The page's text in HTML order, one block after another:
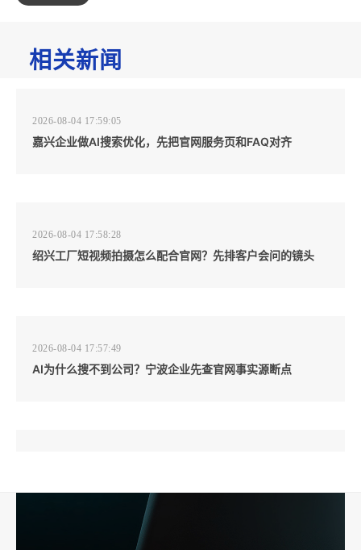
相关新闻
2026-08-04 17:59:05
嘉兴企业做AI搜索优化，先把官网服务页和FAQ对齐
2026-08-04 17:58:28
绍兴工厂短视频拍摄怎么配合官网？先排客户会问的镜头
2026-08-04 17:57:49
AI为什么搜不到公司？宁波企业先查官网事实源断点